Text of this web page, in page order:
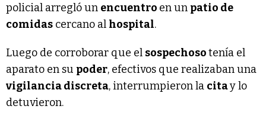
policial arregló un encuentro en un patio de
comidas cercano al hospital.
Luego de corroborar que el sospechosotenía el
aparato en su poder, efectivos que realizaban una
vigilancia discreta, interrumpieron la citay lo
detuvieron.